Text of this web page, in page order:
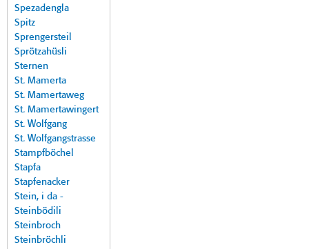
Spezadengla
Spitz
Sprengersteil
Sprötzahüsli
Sternen
St. Mamerta
St. Mamertaweg
St. Mamertawingert
St. Wolfgang
St. Wolfgangstrasse
Stampfböchel
Stapfa
Stapfenacker
Stein, i da -
Steinbödili
Steinbroch
Steinbröchli